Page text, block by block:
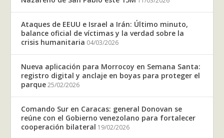
Ataques de EEUU e Israel a Irán: Último minuto,
balance oficial de víctimas y la verdad sobre la
crisis humanitaria 04/03/2026
Nueva aplicación para Morrocoy en Semana Santa:
registro digital y anclaje en boyas para proteger el
parque 25/02/2026
Comando Sur en Caracas: general Donovan se
reúne con el Gobierno venezolano para fortalecer
cooperación bilateral 19/02/2026